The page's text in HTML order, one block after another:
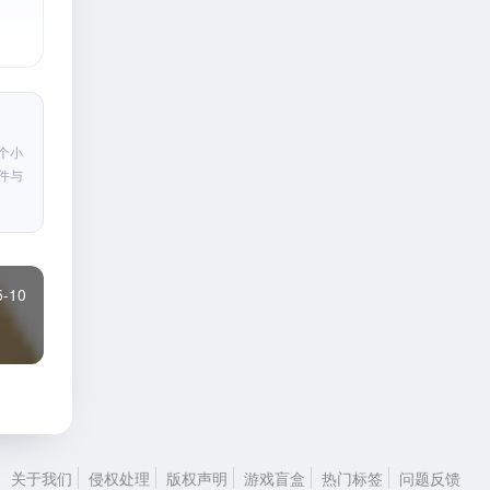
小
与
10
关于我们 侵权处理 版权声明 游戏盲盒 热门标签 问题反馈